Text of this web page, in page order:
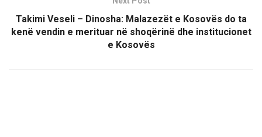
Takimi Veseli – Dinosha: Malazezët e Kosovës do ta
kenë vendin e merituar në shoqërinë dhe institucionet
e Kosovës